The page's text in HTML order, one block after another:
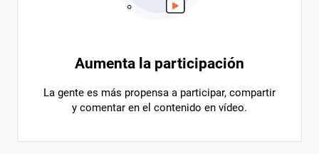
Aumenta la participación
La gente es más propensa a participar, compartir
y comentar en el contenido en vídeo.